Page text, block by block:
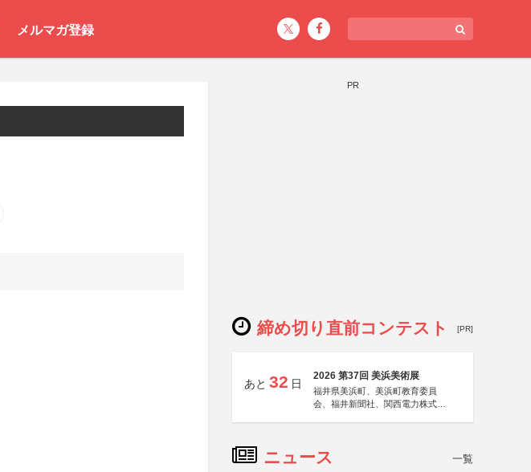
メルマガ登録
PR
締め切り直前コンテスト [PR]
あと 32 日
2026 第37回 美浜美術展
福井県美浜町、美浜町教育委員
会、福井新聞社、関西電力株式会
ニュース 一覧